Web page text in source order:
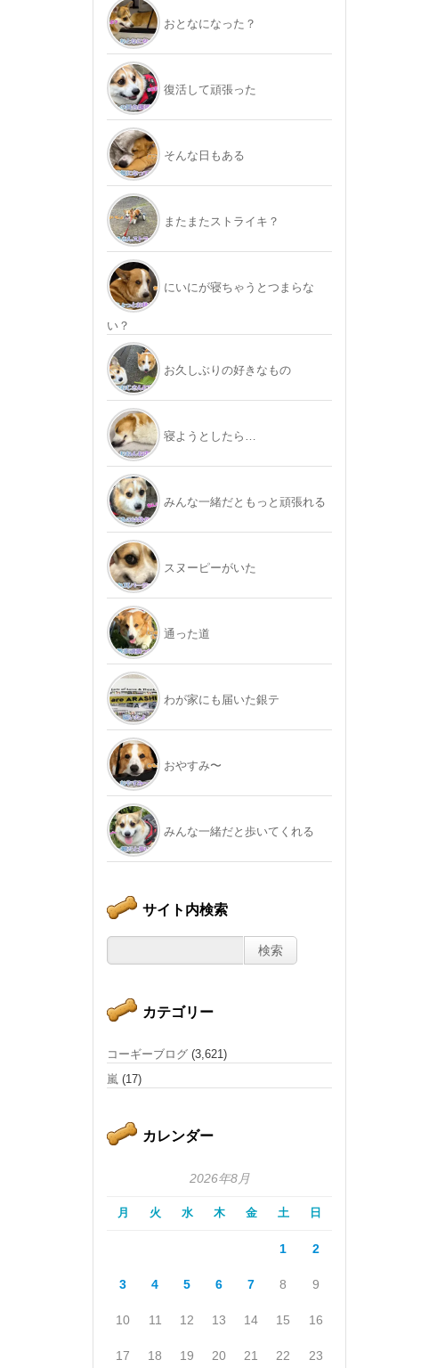
おとなになった？
復活して頑張った
そんな日もある
またまたストライキ？
にいにが寝ちゃうとつまらな
い？
お久しぶりの好きなもの
寝ようとしたら…
みんな一緒だともっと頑張れる
スヌーピーがいた
通った道
わが家にも届いた銀テ
おやすみ〜
みんな一緒だと歩いてくれる
サイト内検索
カテゴリー
コーギーブログ (3,621)
嵐 (17)
カレンダー
2026年8月
月 火 水 木 金 土 日
1 2
3 4 5 6 7 8 9
10 11 12 13 14 15 16
17 18 19 20 21 22 23